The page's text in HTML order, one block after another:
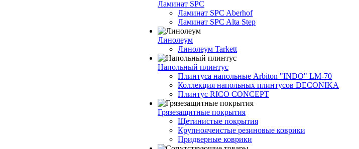
Ламинат SPC
Ламинат SPC Aberhof
Ламинат SPC Alta Step
Линолеум
Линолеум Tarkett
Напольный плинтус
Плинтуса напольные Arbiton "INDO" LM-70
Коллекция напольных плинтусов DECONIKA
Плинтус RICO CONCEPT
Грязезащитные покрытия
Щетинистые покрытия
Крупноячеистые резиновые коврики
Придверные коврики